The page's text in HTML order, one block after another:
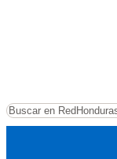
Buscar